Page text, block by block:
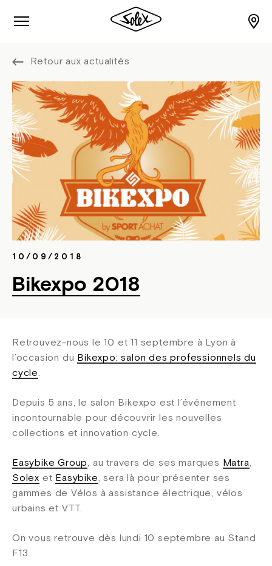
Retour aux actualités
10/09/2018
Bikexpo 2018
Retrouvez-nous le 10 et 11 septembre à Lyon à
l’occasion du
Bikexpo: salon des professionnels du
cycle.
Depuis 5 ans, le salon Bikexpo est l’événement
incontournable pour découvrir les nouvelles
collections et innovation cycle.
Easybike Group, au travers de ses marques Matra,
Solex et Easybike, sera là pour présenter ses
gammes de Vélos à assistance électrique, vélos
urbains et VTT.
On vous retrouve dès lundi 10 septembre au Stand
F13.